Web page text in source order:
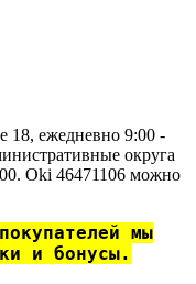
18, ежедневно 9:00 -
округа
Oki 46471106 можно
мы
и бонусы.